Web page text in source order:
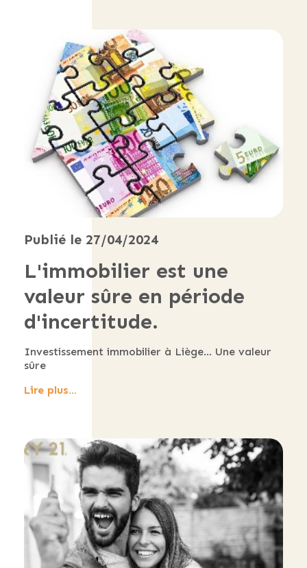
Publié le 27/04/2024
L'immobilier est une
valeur sûre en période
d'incertitude.
Investissement immobilier à Liège... Une valeur
sûre
Lire plus...